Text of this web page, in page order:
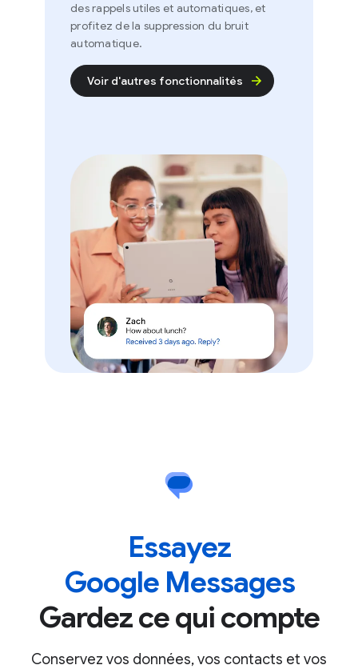
des rappels utiles et automatiques, et
profitez de la suppression du bruit
automatique.
Voir d'autres fonctionnalités
Essayez
Google Messages
Gardez ce qui compte
Conservez vos données, vos contacts et vos